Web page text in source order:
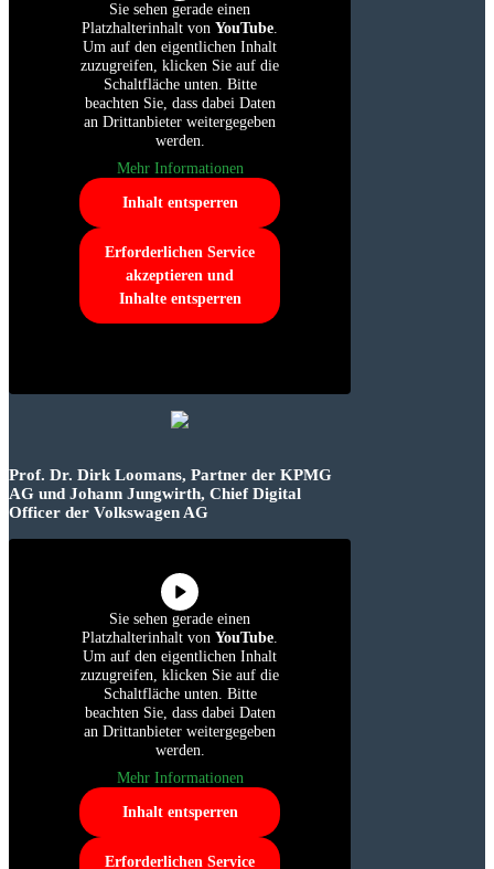
Sie sehen gerade einen
Platzhalterinhalt von YouTube.
Um auf den eigentlichen Inhalt
zuzugreifen, klicken Sie auf die
Schaltfläche unten. Bitte
beachten Sie, dass dabei Daten
an Drittanbieter weitergegeben
werden.
Mehr Informationen
Inhalt entsperren
Erforderlichen Service
akzeptieren und
Inhalte entsperren
Prof. Dr. Dirk Loomans, Partner der KPMG
AG und Johann Jungwirth, Chief Digital
Officer der Volkswagen AG
Sie sehen gerade einen
Platzhalterinhalt von YouTube.
Um auf den eigentlichen Inhalt
zuzugreifen, klicken Sie auf die
Schaltfläche unten. Bitte
beachten Sie, dass dabei Daten
an Drittanbieter weitergegeben
werden.
Mehr Informationen
Inhalt entsperren
Erforderlichen Service